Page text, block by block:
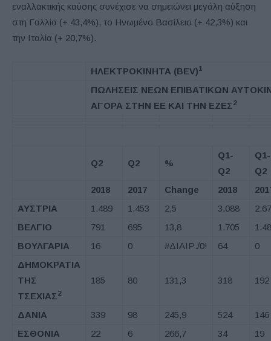
εναλλακτικής καύσης συνέχισε να σημειώνει μεγάλη αύξηση
στη Γαλλία (+ 43,4%), το Ηνωμένο Βασίλειο (+ 42,3%) και
την Ιταλία (+ 20,7%).
ΗΛΕΚΤΡΟΚΙΝΗΤΑ (BEV)1
ΠΩΛΗΣΕΙΣ ΝΕΩΝ ΕΠΙΒΑΤΙΚΩΝ
ΑΓΟΡΑ ΣΤΗΝ ΕΕ ΚΑΙ ΤΗΝ ΕΖΕΣ 2
Q2 Q2 %
Q1-
Q2
Q1-
Q2
2018
2017 Change 2018
ΑΥΣΤΡΙΑ
1.489 1.453 2,5 3.088
ΒΕΛΓΙΟ
791 695 13,8 1.705
ΒΟΥΛΓΑΡΙΑ
16 0 #ΔΙΑΙΡ./0! 64
0
ΔΗΜΟΚΡΑΤΙΑ
ΤΗΣ
ΤΣΕΧΙΑΣ 2
185 80 131,3 318 192
ΔΑΝΙΑ 339 98 245,9 524
146
ΕΣΘΟΝΙΑ
22 6 266,7 34
19